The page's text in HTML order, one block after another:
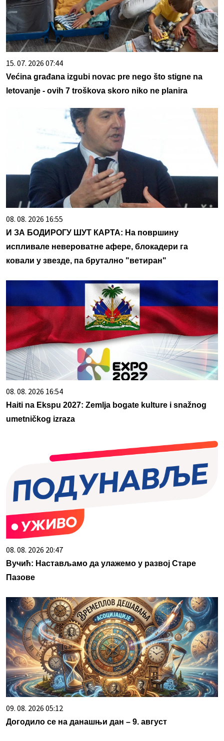
15. 07. 2026 07:44
Većina građana izgubi novac pre nego što stigne na
letovanje - ovih 7 troškova skoro niko ne planira
08. 08. 2026 16:55
И ЗА БОДИРОГУ ШУТ КАРТА: На површину
испливале невероватне афере, блокадери га
ковали у звезде, па брутално "ветиран"
08. 08. 2026 16:54
Haiti na Ekspu 2027: Zemlja bogate kulture i snažnog
umetničkog izraza
08. 08. 2026 20:47
Вучић: Настављамо да улажемо у развој Старе
Пазове
09. 08. 2026 05:12
Догодило се на данашњи дан – 9. август